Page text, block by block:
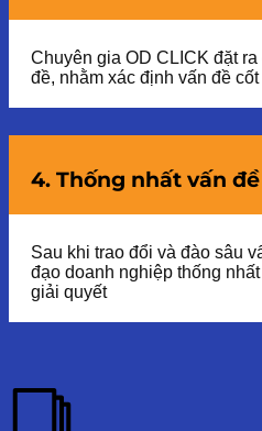
Chuyên gia OD CLICK đặt
đề, nhằm xác định vấn đề
4. Thống nhất vấn đề
Sau khi trao đổi và đào sâu
đạo doanh nghiệp thống
giải quyết